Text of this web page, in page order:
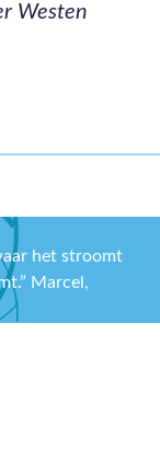
Westen
het stroomt
Marcel,